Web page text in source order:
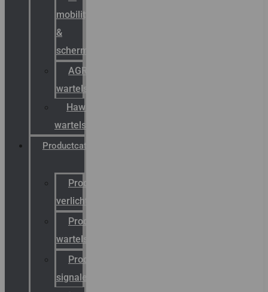
mobility
&
schermstromen
AGRO
wartels
Hawke
wartels
Productcatalogus
Productcatalogus
verlichting
Productcatalogus
wartels
Productcatalogus
signalering